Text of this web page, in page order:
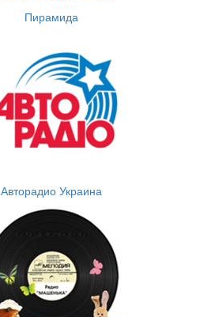
Пирамида
Авторадио Украина